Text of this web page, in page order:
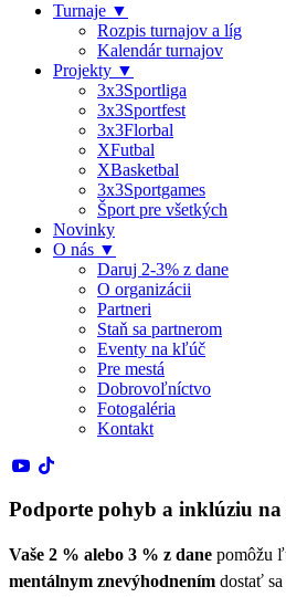
Turnaje ▼
Rozpis turnajov a líg
Kalendár turnajov
Projekty ▼
3x3Sportliga
3x3Sportfest
3x3Florbal
XFutbal
XBasketbal
3x3Sportgames
Šport pre všetkých
Novinky
O nás ▼
Daruj 2-3% z dane
O organizácii
Partneri
Staň sa partnerom
Eventy na kľúč
Pre mestá
Dobrovoľníctvo
Fotogaléria
Kontakt
Podporte pohyb a inklúziu na
Vaše 2 % alebo 3 % z dane pomôžu
mentálnym znevýhodnením dostať